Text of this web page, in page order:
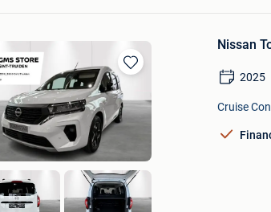
Bewaren
in
Mijn
Favorieten
Nissan
2025
Cruise